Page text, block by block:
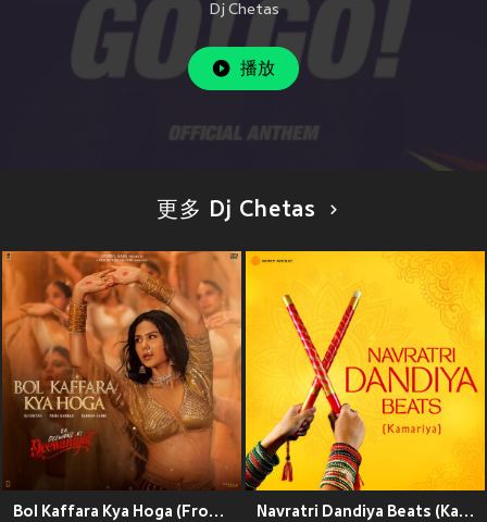
Dj Chetas
播放
更多 Dj Chetas
Bol Kaffara Kya Hoga (From "Ek Deewane Ki Deewaniyat") (Original Motion Picture Soundtrack) Navratri Dandiya Beats (Kamariya)